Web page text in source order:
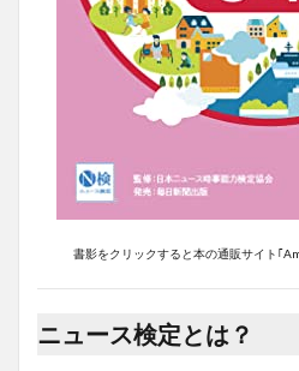
書影をクリックすると本の通販サイト｢
ニュース検定とは？